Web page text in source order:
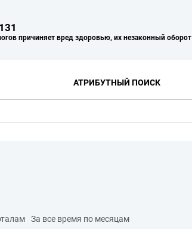
причиняет вред здоровью, их незаконный оборот
АТРИБУТНЫЙ ПОИСК
За все время по месяцам